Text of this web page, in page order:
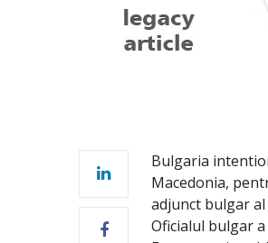
Bulgaria
Macedonia,
adjunct bulgar
Oficialul bulgar